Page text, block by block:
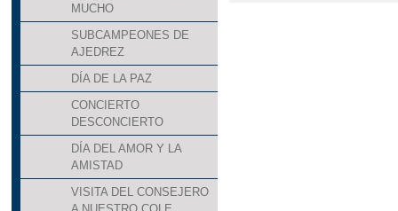
MUCHO
SUBCAMPEONES DE
AJEDREZ
DÍA DE LA PAZ
CONCIERTO
DESCONCIERTO
DÍA DEL AMOR Y LA
AMISTAD
VISITA DEL CONSEJERO